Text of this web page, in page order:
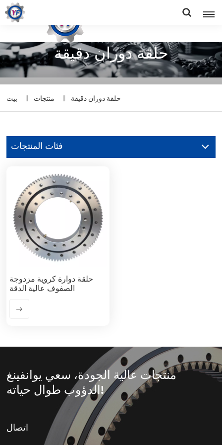
حلقة دوران دقيقة
بيت منتجات حلقة دوران دقيقة
فئات المنتجات
حلقة دوارة كروية مزدوجة
الصفوف عالية الدقة
منتجات عالية الجودة، سعي يوانفينغ
الدؤوب طوال حياته!
اتصال